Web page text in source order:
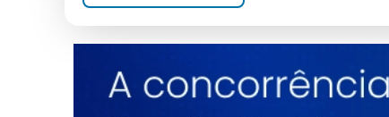
Formulado com agentes bactericidas e
Vantagens do Uso Concentrado
O produto concentrado oferece maior